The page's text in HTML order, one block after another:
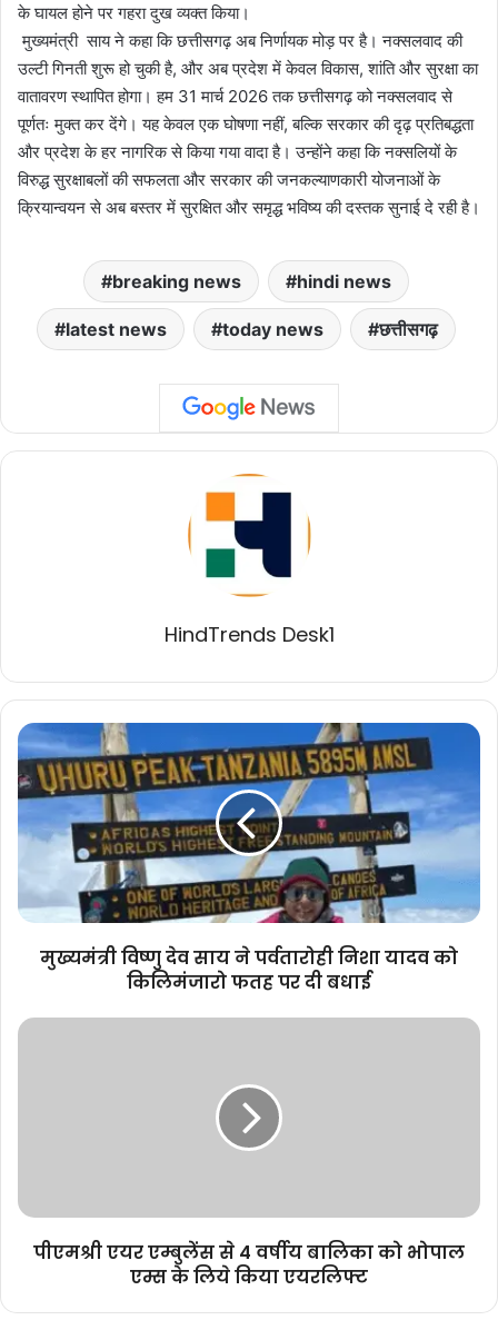
के घायल होने पर गहरा दुख व्यक्त किया।
मुख्यमंत्री साय ने कहा कि छत्तीसगढ़ अब निर्णायक मोड़ पर है। नक्सलवाद की
उल्टी गिनती शुरू हो चुकी है, और अब प्रदेश में केवल विकास, शांति और सुरक्षा का
वातावरण स्थापित होगा। हम 31 मार्च 2026 तक छत्तीसगढ़ को नक्सलवाद से
पूर्णतः मुक्त कर देंगे। यह केवल एक घोषणा नहीं, बल्कि सरकार की दृढ़ प्रतिबद्धता
और प्रदेश के हर नागरिक से किया गया वादा है। उन्होंने कहा कि नक्सलियों के
विरुद्ध सुरक्षाबलों की सफलता और सरकार की जनकल्याणकारी योजनाओं के
क्रियान्वयन से अब बस्तर में सुरक्षित और समृद्ध भविष्य की दस्तक सुनाई दे रही है।
breaking news hindi news
latest news today news छत्तीसगढ़
HindTrends Desk1
मुख्यमंत्री
विष्णु
देव
साय
ने
यादव
को
फतह
बधाई
मुख्यमंत्री विष्णु देव साय ने पर्वतारोही निशा यादव को
किलिमंजारो फतह पर दी बधाई
पीएमश्री
भोपाल
पीएमश्री एयर एम्बुलेंस से 4 वर्षीय बालिका को भोपाल
एम्स के लिये किया एयरलिफ्ट